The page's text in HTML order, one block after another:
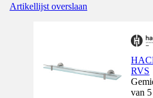
Artikellijst overslaan
RVS
van